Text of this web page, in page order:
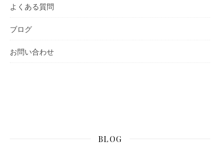
よくある質問
ブログ
お問い合わせ
BLOG